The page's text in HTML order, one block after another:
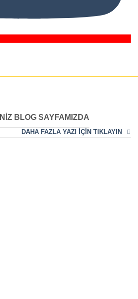
BLOG SAYFAMIZDA
DAHA FAZLA YAZI İÇİN TIKLAYIN